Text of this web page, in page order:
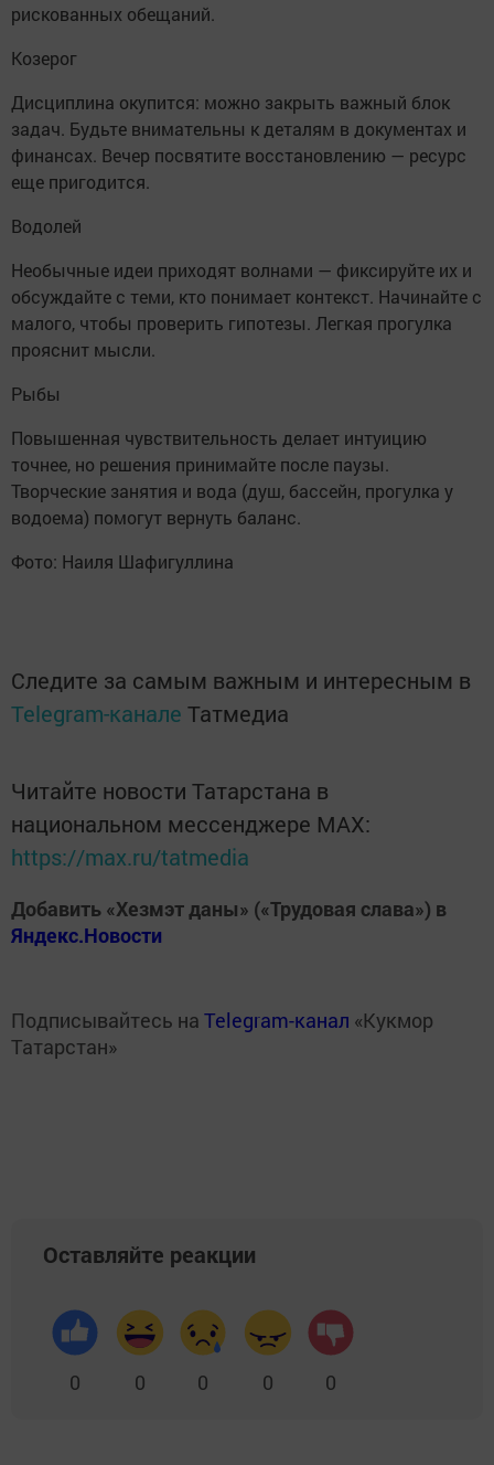
рискованных обещаний.
Козерог
Дисциплина окупится: можно закрыть важный блок
задач. Будьте внимательны к деталям в документах и
финансах. Вечер посвятите восстановлению — ресурс
еще пригодится.
Водолей
Необычные идеи приходят волнами — фиксируйте их и
обсуждайте с теми, кто понимает контекст. Начинайте с
малого, чтобы проверить гипотезы. Легкая прогулка
прояснит мысли.
Рыбы
Повышенная чувствительность делает интуицию
точнее, но решения принимайте после паузы.
Творческие занятия и вода (душ, бассейн, прогулка у
водоема) помогут вернуть баланс.
Фото: Наиля Шафигуллина
Следите за самым важным и интересным в
Telegram-канале Татмедиа
Читайте новости Татарстана в
национальном мессенджере MАХ:
https://max.ru/tatmedia
Добавить «Хезмэт даны» («Трудовая слава») в
Яндекс.Новости
Подписывайтесь на Telegram-канал «Кукмор
Татарстан»
Оставляйте реакции
0 0 0 0 0